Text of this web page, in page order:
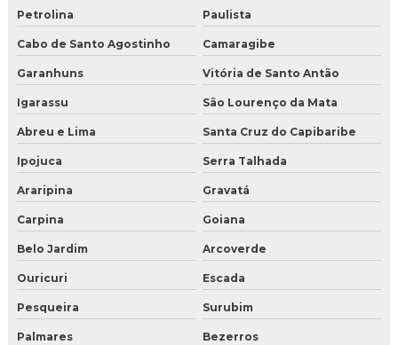
Petrolina Paulista
Cabo de Santo Agostinho Camaragibe
Garanhuns Vitória de Santo Antão
Igarassu São Lourenço da Mata
Abreu e Lima Santa Cruz do Capibaribe
Ipojuca Serra Talhada
Araripina Gravatá
Carpina Goiana
Belo Jardim Arcoverde
Ouricuri Escada
Pesqueira Surubim
Palmares
Bezerros